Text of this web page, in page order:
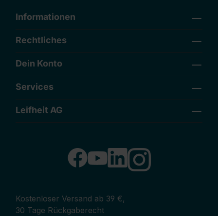
Informationen
Rechtliches
Dein Konto
Services
Leifheit AG
Kostenloser Versand ab 39 €,
30 Tage Rückgaberecht